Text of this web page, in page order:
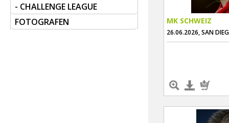
- CHALLENGE LEAGUE
FOTOGRAFEN
MK SCHWEIZ
26.06.2026, SAN